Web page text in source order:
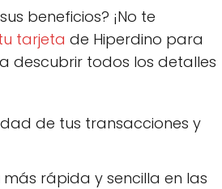
p
a
r
t
i
beneficios? ¡No te
tarjeta de Hiperdino para
descubrir todos los detalles
de tus transacciones y
rápida y sencilla en las